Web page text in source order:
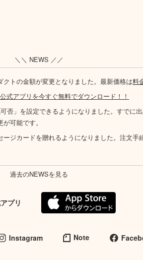
＼＼ NEWS ／／
トの金額が変更となりました。最新価格は料
式アプリを今すぐ無料でダウンロード！！
否」を設定できるようになりました。すでに
可能です。
ジカードを贈れるようになりました。注文手
過去のNEWSを見る
プリ
Instagram Note